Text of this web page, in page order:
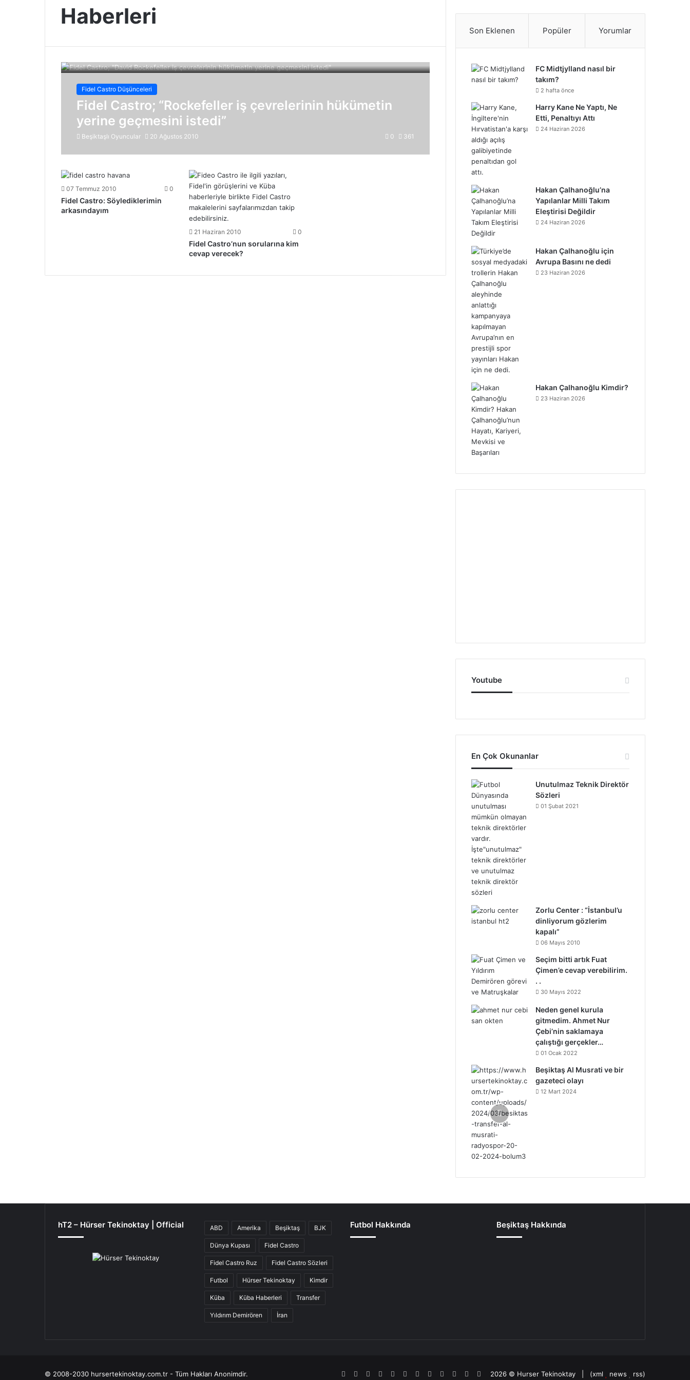
Haberleri
Fidel Castro Düşünceleri
Fidel Castro; “Rockefeller iş çevrelerinin hükümetin
yerine geçmesini istedi”
Beşiktaşlı Oyuncular 20 Ağustos 2010 0 361
07 Temmuz 2010 0
Fidel Castro: Söylediklerimin
arkasındayım
21 Haziran 2010 0
Fidel Castro’nun sorularına kim
cevap verecek?
o
o
k
e
r
r
e
s
t
d
n
b
r
s
t
a
r
a
m
o
t
i
y
T
o
r
e
o
n
Son Eklenen Popüler Yorumlar
FC Midtjylland nasıl bir
takım?
2 hafta önce
Harry Kane Ne Yaptı, Ne
Etti, Penaltıyı Attı
24 Haziran 2026
Hakan Çalhanoğlu’na
Yapılanlar Milli Takım
Eleştirisi Değildir
24 Haziran 2026
Hakan Çalhanoğlu için
Avrupa Basını ne dedi
23 Haziran 2026
Hakan Çalhanoğlu Kimdir?
23 Haziran 2026
Youtube
En Çok Okunanlar
Unutulmaz Teknik Direktör
Sözleri
01 Şubat 2021
Zorlu Center : “İstanbul’u
dinliyorum gözlerim
kapalı”
06 Mayıs 2010
Seçim bitti artık Fuat
Çimen’e cevap verebilirim.
. .
30 Mayıs 2022
Neden genel kurula
gitmedim. Ahmet Nur
Çebi’nin saklamaya
çalıştığı gerçekler…
01 Ocak 2022
Beşiktaş Al Musrati ve bir
gazeteci olayı
12 Mart 2024
hT2 – Hürser Tekinoktay | Official ABD Amerika Beşiktaş BJK
Dünya Kupası Fidel Castro
Fidel Castro Ruz Fidel Castro Sözleri
Futbol Hürser Tekinoktay Kimdir
Küba Küba Haberleri Transfer
Yıldırım Demirören İran
Futbol Hakkında Beşiktaş Hakkında
© 2008-2030 hursertekinoktay.com.tr - Tüm Hakları Anonimdir. 2026 © Hurser Tekinoktay | (xml news rss)
RSS Facebook
TwitterPinterestLinkedInYouTubeTumblrSoundCloud
Instagram
SpotifyTikTokPatreon